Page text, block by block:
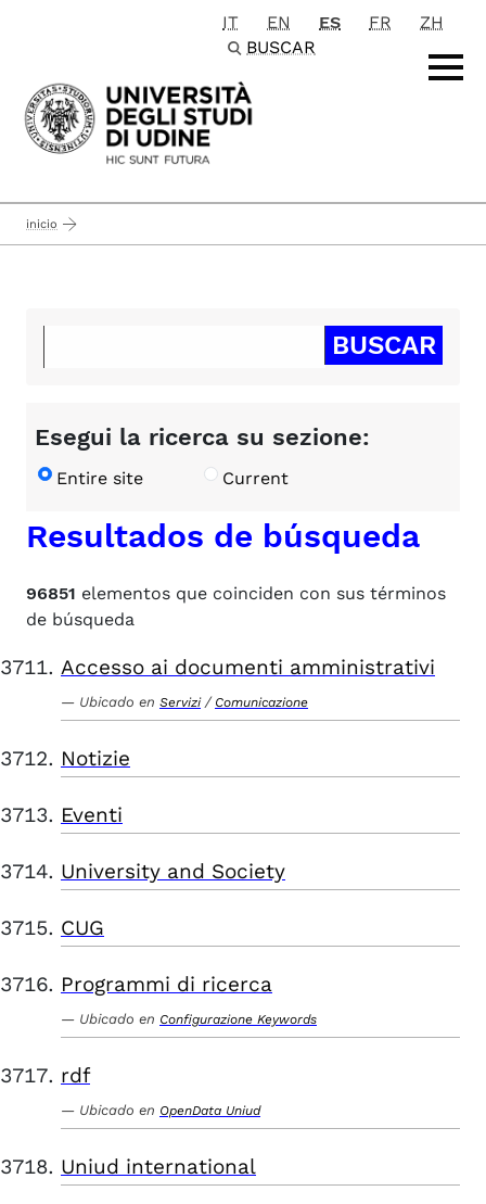
Passa al contenuto principale
IT EN ES FR
ZH
BUSCAR
inicio
Esegui la ricerca su sezione:
Entire site Current
Resultados de búsqueda
96851 elementos que coinciden con sus términos
de búsqueda
Accesso ai documenti amministrativi
Ubicado en Servizi / Comunicazione
Notizie
Eventi
University and Society
CUG
Programmi di ricerca
Ubicado en Configurazione Keywords
rdf
Ubicado en OpenData Uniud
Uniud international